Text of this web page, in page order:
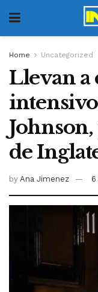
Home Uncategorized
Llevan a
de
by Ana Jimenez